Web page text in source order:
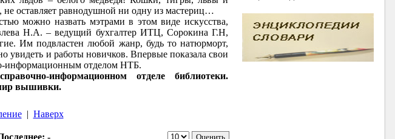
оставляет равнодушной ни одну из мастериц…
можно назвать мэтрами в этом виде искусства,
Н.А. – ведущий бухгалтер ИТЦ, Сорокина Г.Н,
Им подвластен любой жанр, будь то натюрморт,
увидеть и работы новичков. Впервые показала свои
информационным отделом НТБ.
информационном отделе библиотеки.
вышивки.
| Наверх
-